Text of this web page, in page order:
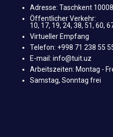
Adresse: Taschkent
Öffentlicher Verkehr:
10, 17, 19, 24, 38, 51, 60,
Virtueller Empfang
Telefon: +998 71 238 55
E-mail: info@tuit.uz
Arbeitszeiten: Montag -
Samstag, Sonntag frei